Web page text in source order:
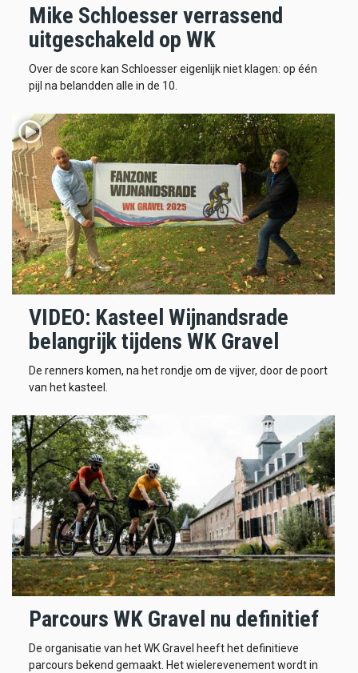
Mike Schloesser verrassend
uitgeschakeld op WK
Over de score kan Schloesser eigenlijk niet klagen: op één
pijl na belandden alle in de 10.
VIDEO: Kasteel Wijnandsrade
belangrijk tijdens WK Gravel
De renners komen, na het rondje om de vijver, door de poort
van het kasteel.
Parcours WK Gravel nu definitief
De organisatie van het WK Gravel heeft het definitieve
parcours bekend gemaakt. Het wielerevenement wordt in